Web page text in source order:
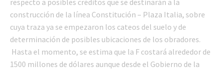
respecto a posibles créditos que se destinarán a la
construcción de la línea Constitución – Plaza Italia, sobre
cuya traza ya se empezaron los cateos del suelo y de
determinación de posibles ubicaciones de los obradores.
Hasta el momento, se estima que la F costará alrededor de
1500 millones de dólares aunque desde el Gobierno de la